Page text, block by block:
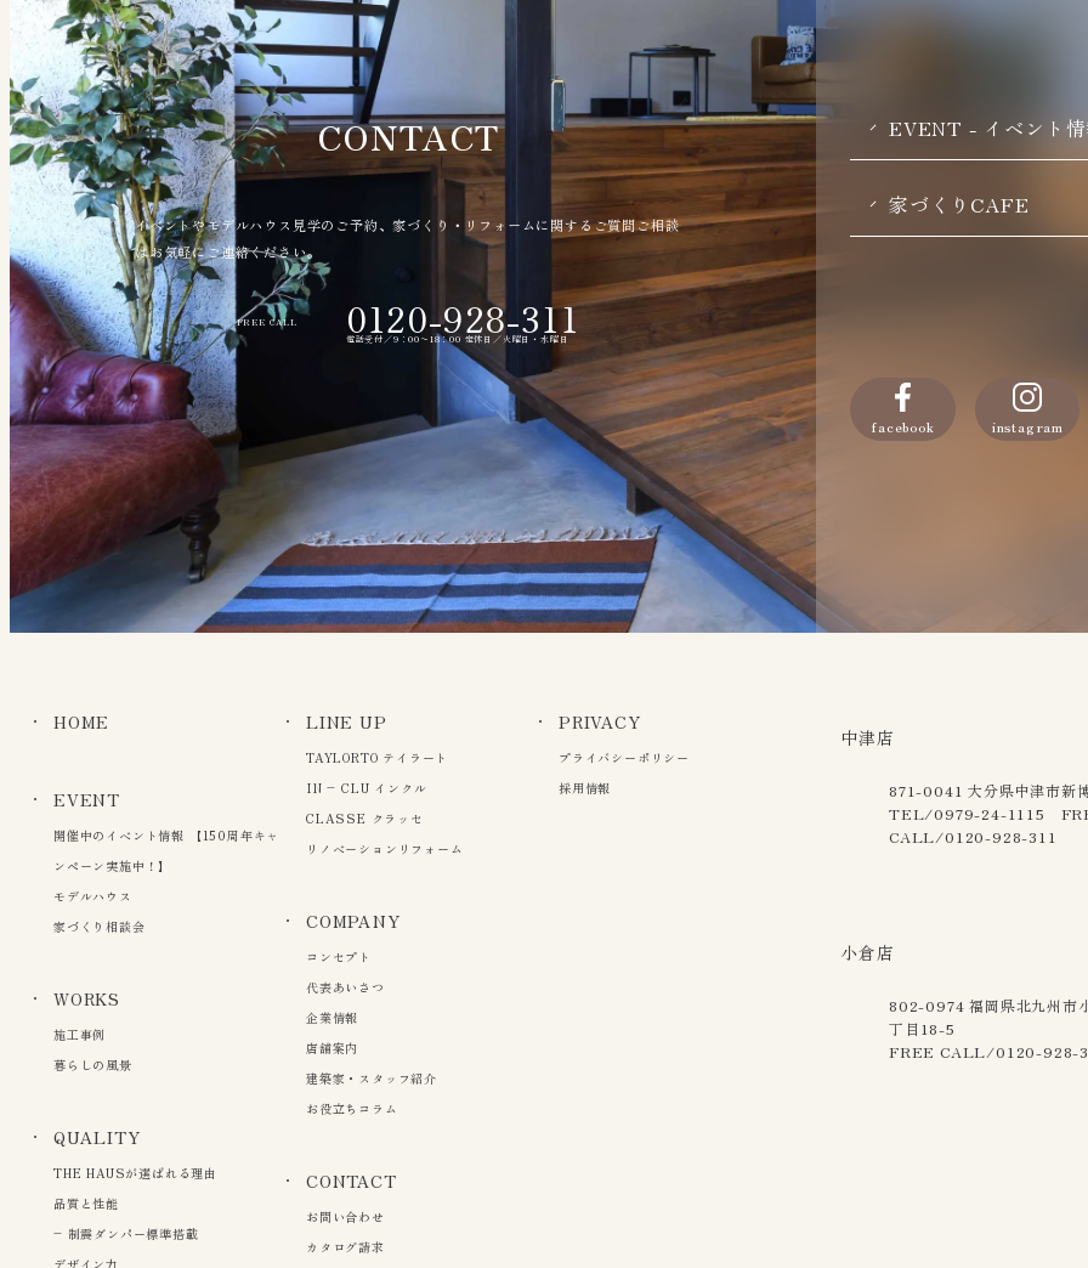
CONTACT
イベントやモデルハウス見学のご予約、家づくり・リフォームに関するご質問ご相談
はお気軽にご連絡ください。
FREE CALL 0120-928-311
電話受付／9：00〜18：00 定休日／火曜日・水曜日
EVENT - イベント
家づくりCAFE
facebook instagram
中津店
871-0041大分県中津市新
TEL/0979-24-1115
CALL/0120-928-311
小倉店
802-0974福岡県北九州市
丁目18-5
FREE CALL/0120-928-
HOME
EVENT
開催中のイベント情報 【150周年キャ
ンペーン実施中！】
モデルハウス
家づくり相談会
WORKS
施工事例
暮らしの風景
QUALITY
THE HAUSが選ばれる理由
品質と性能
– 制震ダンパー標準搭載
デザイン力
LINE UP
TAYLORTO テイラート
IN – CLU インクル
CLASSE クラッセ
リノベーションリフォーム
COMPANY
コンセプト
代表あいさつ
企業情報
店舗案内
建築家・スタッフ紹介
お役立ちコラム
CONTACT
お問い合わせ
カタログ請求
PRIVACY
プライバシーポリシー
採用情報